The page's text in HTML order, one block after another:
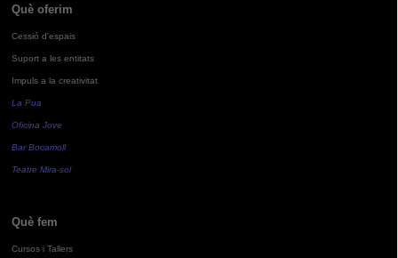
Què oferim
Cessió d'espais
Suport a les entitats
Impuls a la creativitat
La Pua
Oficina Jove
Bar Bocamoll
Teatre Mira-sol
Què fem
Cursos i Tallers